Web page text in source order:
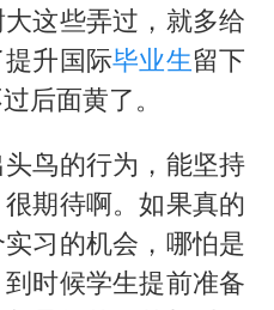
这些弄过，就多给
升国际毕业生留下
后面黄了。
鸟的行为，能坚持
期待啊。如果真的
习的机会，哪怕是
时候学生提前准备